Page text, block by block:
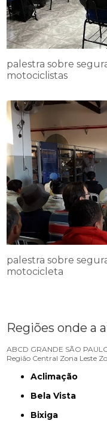
palestra sobre
motociclistas
palestra sobre
motocicleta
Regiões onde a
ABCD GRANDE SÃO
Região Central Zona Leste
Aclimação
Bela Vista
Bixiga